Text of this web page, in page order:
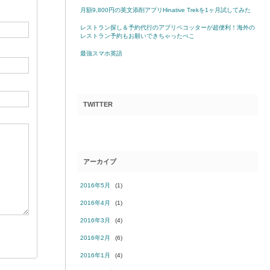
月額9,800円の英文添削アプリHinative Trekを1ヶ月試してみた
レストラン探し＆予約代行のアプリペコッターが超便利！海外の
レストラン予約もお願いできちゃったぺこ
最強スマホ英語
TWITTER
アーカイブ
2016年5月 (1)
2016年4月 (1)
2016年3月 (4)
2016年2月 (6)
2016年1月 (4)